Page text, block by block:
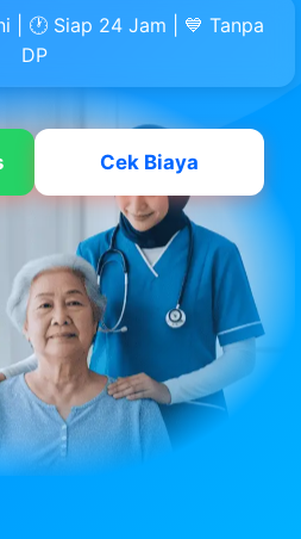
| 🕐 Siap 24 Jam | 💙 Tanpa
DP
Cek Biaya